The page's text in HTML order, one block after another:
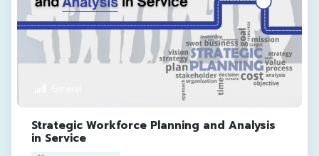
Strategic Workforce Planning and Analysis
in Service